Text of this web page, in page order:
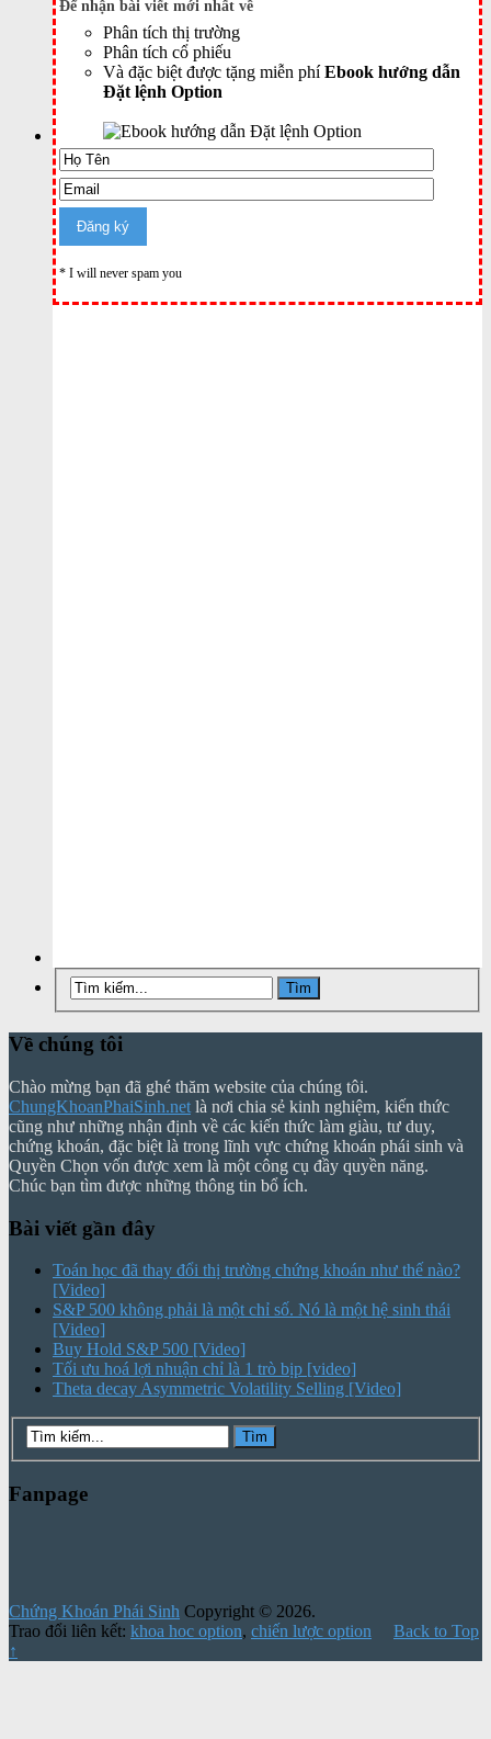
Để nhận bài viết mới nhất về
Phân tích thị trường
Phân tích cổ phiếu
Và đặc biệt được tặng miễn phíEbook hướng dẫn
Đặt lệnh Option
* I will never spam you
Về chúng tôi
Chào mừng bạn đã ghé thăm website của chúng tôi.
ChungKhoanPhaiSinh.net là nơi chia sẻ kinh nghiệm, kiến thức
cũng như những nhận định về các kiến thức làm giàu, tư duy,
chứng khoán, đặc biệt là trong lĩnh vực chứng khoán phái sinh và
Quyền Chọn vốn được xem là một công cụ đầy quyền năng.
Chúc bạn tìm được những thông tin bổ ích.
Bài viết gần đây
Toán học đã thay đổi thị trường chứng khoán như thế nào?
[Video]
S&P 500 không phải là một chỉ số. Nó là một hệ sinh thái
[Video]
Buy Hold S&P 500 [Video]
Tối ưu hoá lợi nhuận chỉ là 1 trò bịp [video]
Theta decay Asymmetric Volatility Selling [Video]
Fanpage
Chứng Khoán Phái Sinh Copyright © 2026.
Trao đổi liên kết: khoa hoc option, chiến lược option
Back to Top
↑